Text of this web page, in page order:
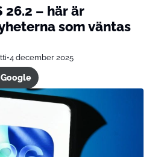
26.2 – här är
som väntas
•4 december 2025